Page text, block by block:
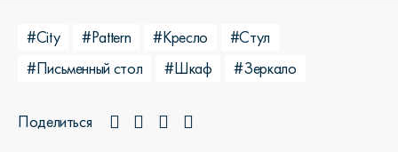
#City #Pattern #Кресло
#Стул
#Письменный стол
#Шкаф #Зеркало
Поделиться